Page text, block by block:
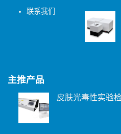
联系我们
主推产品
皮肤光毒性实验